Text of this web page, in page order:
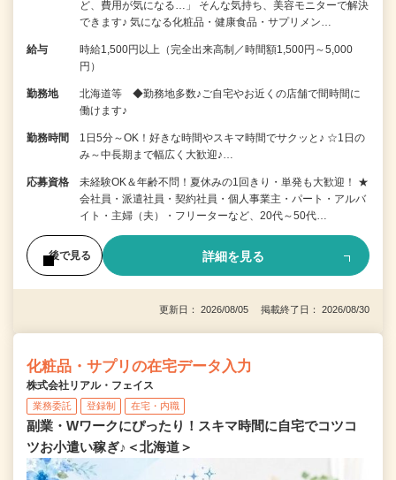
ど、費用が気になる…」 そんな気持ち、美容モニターで解決
できます♪ 気になる化粧品・健康食品・サプリメン…
給与
時給1,500円以上（完全出来高制／時間額1,500円～5,000
円）
勤務地
北海道等 ◆勤務地多数♪ご自宅やお近くの店舗で間時間に
働けます♪
勤務時間
1日5分～OK！好きな時間やスキマ時間でサクッと♪ ☆1日の
み～中長期まで幅広く大歓迎♪…
応募資格
未経験OK＆年齢不問！夏休みの1回きり・単発も大歓迎！ ★
会社員・派遣社員・契約社員・個人事業主・パート・アルバ
イト・主婦（夫）・フリーターなど、20代～50代…
後で見る 詳細を見る
更新日： 2026/08/05 掲載終了日： 2026/08/30
化粧品・サプリの在宅データ入力
株式会社リアル・フェイス
業務委託 登録制 在宅・内職
副業・Wワークにぴったり！スキマ時間に自宅でコツコ
ツお小遣い稼ぎ♪＜北海道＞